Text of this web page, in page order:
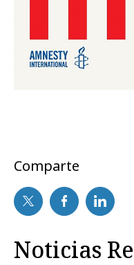
Comparte
Noticias